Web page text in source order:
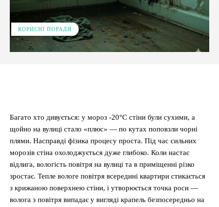
КОРИСНІ ПОРАДИ
Багато хто дивується: у мороз -20°C стіни були сухими, а
щойно на вулиці стало «плюс» — по кутах поповзли чорні
плями. Насправді фізика процесу проста. Під час сильних
морозів стіна охолоджується дуже глибоко. Коли настає
відлига, вологість повітря на вулиці та в приміщенні різко
зростає. Тепле вологе повітря всередині квартири стикається
з крижаною поверхнею стіни, і утворюється точка роси —
волога з повітря випадає у вигляді крапель безпосередньо на